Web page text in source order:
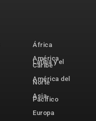
África
América
Latina y el
Caribe
América del
Norte
Asia-
Pacífico
Europa